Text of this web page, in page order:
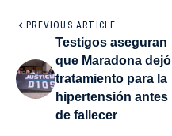
PREVIOUS ARTICLE
Testigos aseguran
que Maradona dejó
tratamiento para la
hipertensión antes
de fallecer